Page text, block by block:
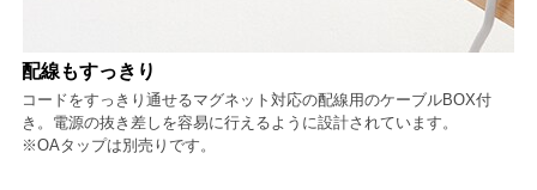
配線もすっきり
コードをすっきり通せるマグネット対応の配線用のケーブルBOX付
き。電源の抜き差しを容易に行えるように設計されています。
※OAタップは別売りです。